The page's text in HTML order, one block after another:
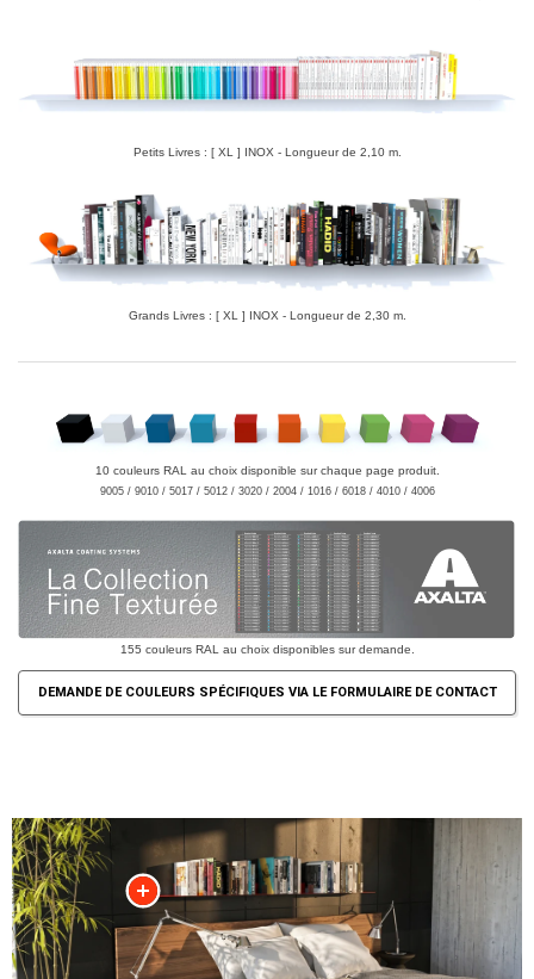
Petits Livres : [ XL ] INOX - Longueur de 2,10 m.
Grands Livres : [ XL ] INOX - Longueur de 2,30 m.
10 couleurs RAL au choix disponible sur chaque page produit.
9005 / 9010 / 5017 / 5012 / 3020 / 2004 / 1016 / 6018 / 4010 / 4006
155 couleurs RAL au choix disponibles sur demande.
DEMANDE DE COULEURS SPÉCIFIQUES VIA LE FORMULAIRE DE CONTACT